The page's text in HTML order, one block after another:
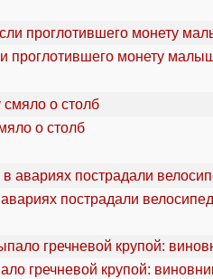
проглотившего монету
о столб
пострадали
гречневой крупой: